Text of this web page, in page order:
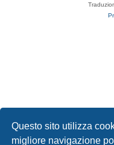
Questo sito utilizza
migliore navigazione